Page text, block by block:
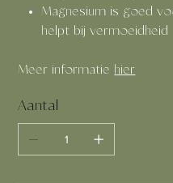
Magnesium is goed
helpt bij vermoeidheid
Meer informatie hier
Aantal